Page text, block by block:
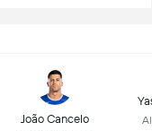
João Cancelo